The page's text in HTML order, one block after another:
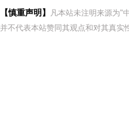
【慎重声明】
凡本站未注明来源为"
并不代表本站赞同其观点和对其真实